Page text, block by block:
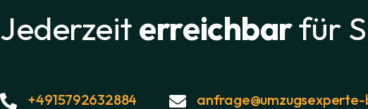
Jederzeiterreichbarfür
+4915792632884